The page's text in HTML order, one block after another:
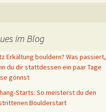
im Blog
Erkältung bouldern? Was passiert,
du dir stattdessen ein paar Tage
gönnst
Starts: So meisterst du den
Boulderstart